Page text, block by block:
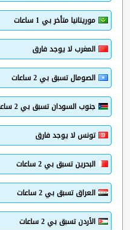
موريتانيا متأخر بي 1 ساعات
المغرب لا يوجد فارق
الصومال تسبق بي 2 ساعات
جنوب السودان تسبق بي 2 ساعات
تونس لا يوجد فارق
البحرين تسبق بي 2 ساعات
العراق تسبق بي 2 ساعات
الأردن تسبق بي 2 ساعات